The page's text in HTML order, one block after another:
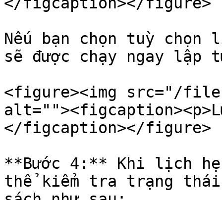
Nếu bạn chọn tuỳ
sẽ được chạy ngay lập
<figure><img src="/
</figcaption></figure>
**Bước 4:** Khi lịch
thể kiểm tra trạng